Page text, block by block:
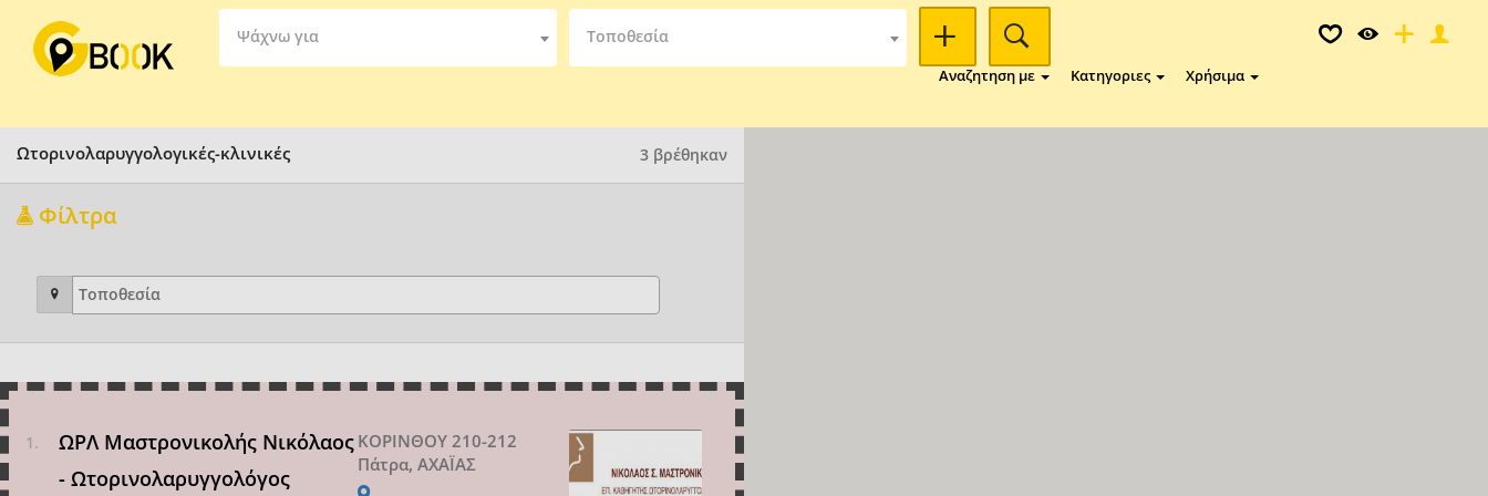
Ψάχνω για Τοποθεσία
Αναζητηση με Κατηγοριες Χρήσιμα
Ωτορινολαρυγγολογικές-κλινικές 3 βρέθηκαν
Φίλτρα
ΩΡΛ Μαστρονικολής Νικόλαος
- Ωτορινολαρυγγολόγος
ΚΟΡΙΝΘΟΥ 210-212
Πάτρα, ΑΧΑΪΑΣ